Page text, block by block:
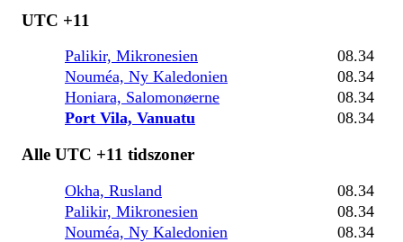
UTC +11
Palikir, Mikronesien
08.34
Nouméa, Ny Kaledonien
08.34
Honiara, Salomonøerne
08.34
Port Vila, Vanuatu
08.34
Alle UTC +11 tidszoner
Okha, Rusland
08.34
Palikir, Mikronesien
08.34
Nouméa, Ny Kaledonien
08.34